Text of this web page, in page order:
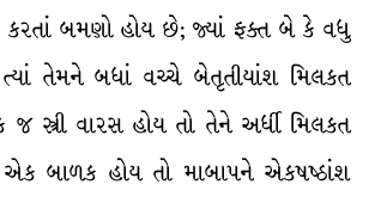
કરતાં બમણો હોય છે; જ્યાં ફક્ત બે કે વધુ
ત્યાં તેમને બધાં વચ્ચે બેતૃતીયાંશ મિલકત
વારસ હોય તો તેને અર્ધી મિલકત
બાળક હોય તો માબાપને એકષષ્ઠાંશ